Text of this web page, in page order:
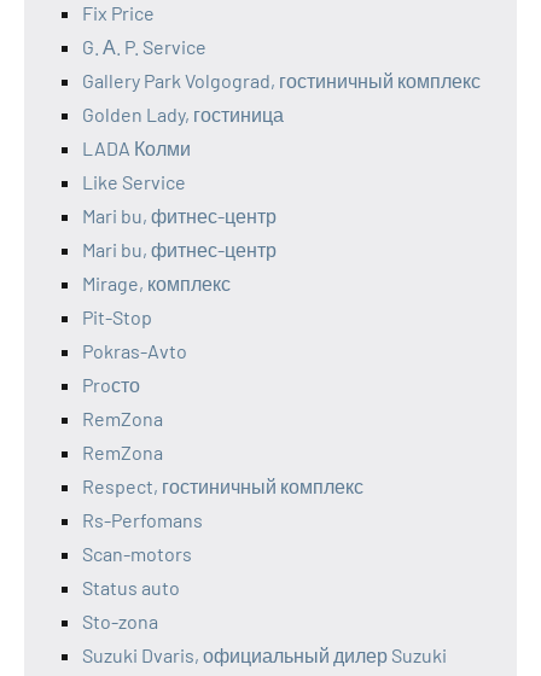
Fix Price
G. А. P. Service
Gallery Park Volgograd, гостиничный комплекс
Golden Lady, гостиница
LADA Колми
Like Service
Mari bu, фитнес-центр
Mari bu, фитнес-центр
Mirage, комплекс
Pit-Stop
Pokras-Avto
Proсто
RemZona
RemZona
Respect, гостиничный комплекс
Rs-Perfomans
Scan-motors
Status auto
Sto-zona
Suzuki Dvaris, официальный дилер Suzuki